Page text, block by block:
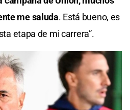
me saluda. Está bueno, es
etapa de mi carrera”.